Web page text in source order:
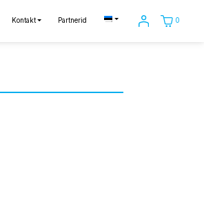
Kontakt Partnerid 0